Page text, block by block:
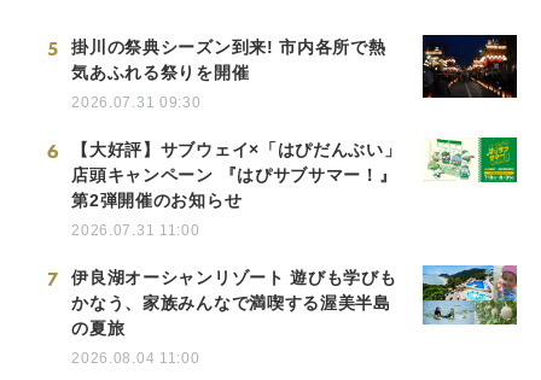
5
掛川の祭典シーズン到来! 市内各所で熱
気あふれる祭りを開催
2026.07.31 09:30
6
【大好評】サブウェイ×「はぴだんぶい」
店頭キャンペーン 『はぴサブサマー！』
第2弾開催のお知らせ
2026.07.31 11:00
7
伊良湖オーシャンリゾート 遊びも学びも
かなう、家族みんなで満喫する渥美半島
の夏旅
2026.08.04 11:00